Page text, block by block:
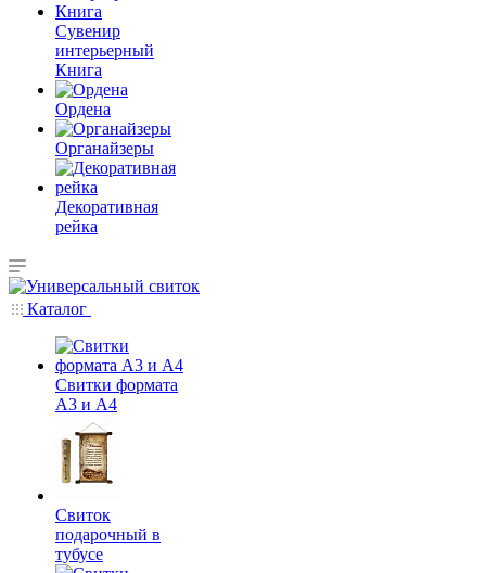
Сувенир
интерьерный
Книга
Ордена
Органайзеры
Декоративная
рейка
Каталог
Свитки формата
А3 и А4
Свиток
подарочный в
тубусе